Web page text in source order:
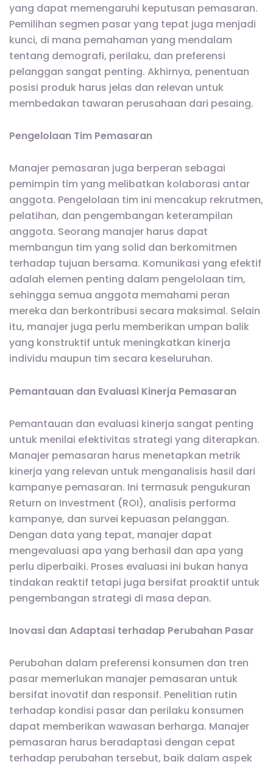
yang dapat memengaruhi keputusan pemasaran.
Pemilihan segmen pasar yang tepat juga menjadi
kunci, di mana pemahaman yang mendalam
tentang demografi, perilaku, dan preferensi
pelanggan sangat penting. Akhirnya, penentuan
posisi produk harus jelas dan relevan untuk
membedakan tawaran perusahaan dari pesaing.
Pengelolaan Tim Pemasaran
Manajer pemasaran juga berperan sebagai
pemimpin tim yang melibatkan kolaborasi antar
anggota. Pengelolaan tim ini mencakup rekrutmen,
pelatihan, dan pengembangan keterampilan
anggota. Seorang manajer harus dapat
membangun tim yang solid dan berkomitmen
terhadap tujuan bersama. Komunikasi yang efektif
adalah elemen penting dalam pengelolaan tim,
sehingga semua anggota memahami peran
mereka dan berkontribusi secara maksimal. Selain
itu, manajer juga perlu memberikan umpan balik
yang konstruktif untuk meningkatkan kinerja
individu maupun tim secara keseluruhan.
Pemantauan dan Evaluasi Kinerja Pemasaran
Pemantauan dan evaluasi kinerja sangat penting
untuk menilai efektivitas strategi yang diterapkan.
Manajer pemasaran harus menetapkan metrik
kinerja yang relevan untuk menganalisis hasil dari
kampanye pemasaran. Ini termasuk pengukuran
Return on Investment (ROI), analisis performa
kampanye, dan survei kepuasan pelanggan.
Dengan data yang tepat, manajer dapat
mengevaluasi apa yang berhasil dan apa yang
perlu diperbaiki. Proses evaluasi ini bukan hanya
tindakan reaktif tetapi juga bersifat proaktif untuk
pengembangan strategi di masa depan.
Inovasi dan Adaptasi terhadap Perubahan Pasar
Perubahan dalam preferensi konsumen dan tren
pasar memerlukan manajer pemasaran untuk
bersifat inovatif dan responsif. Penelitian rutin
terhadap kondisi pasar dan perilaku konsumen
dapat memberikan wawasan berharga. Manajer
pemasaran harus beradaptasi dengan cepat
terhadap perubahan tersebut, baik dalam aspek